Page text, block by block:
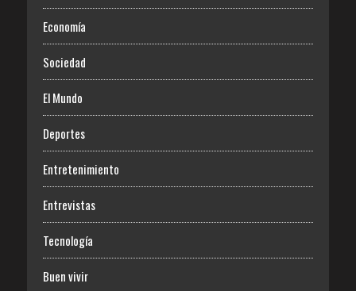
Economía
Sociedad
El Mundo
Deportes
Entretenimiento
Entrevistas
Tecnología
Buen vivir